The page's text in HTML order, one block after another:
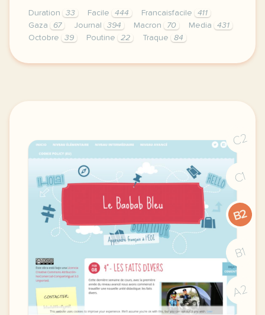
Duration 33 Facile 444 Francaisfacile
411
Gaza
67 Journal 394 Macron 70 Media
431
Octobre
39 Poutine 22 Traque 84
exercice b2 partygate ouverture d une enquete
C2
C1
B2
B1
A2